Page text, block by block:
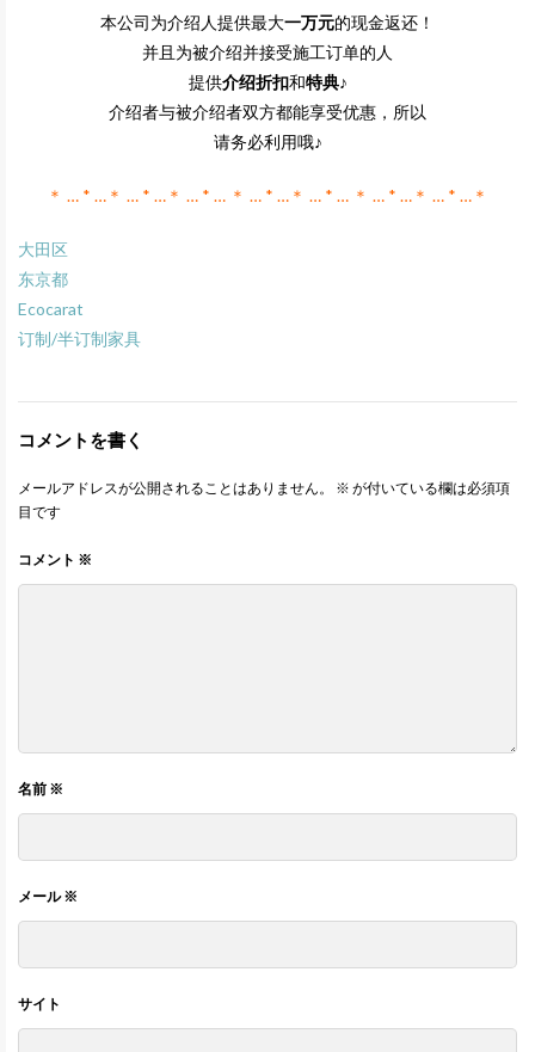
本公司为介绍人提供最大一万元的现金返还！
并且为被介绍并接受施工订单的人
提供介绍折扣和特典♪
介绍者与被介绍者双方都能享受优惠，所以
请务必利用哦♪
＊ … * …＊ … * …＊ … * … ＊ … * …＊ … * … ＊ … * …＊ … * …＊
大田区
东京都
Ecocarat
订制/半订制家具
コメントを書く
メールアドレスが公開されることはありません。 ※ が付いている欄は必須項
目です
コメント ※
名前 ※
メール※
サイト